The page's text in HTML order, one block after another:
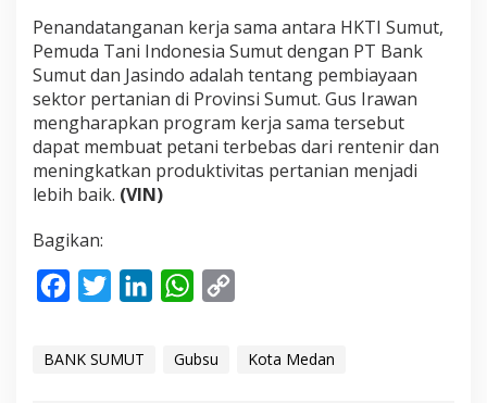
R
e
n
t
e
n
i
r
Penandatanganan kerja sama antara HKTI Sumut,
Pemuda Tani Indonesia Sumut dengan PT Bank
Sumut dan Jasindo adalah tentang pembiayaan
sektor pertanian di Provinsi Sumut. Gus Irawan
mengharapkan program kerja sama tersebut
dapat membuat petani terbebas dari rentenir dan
meningkatkan produktivitas pertanian menjadi
lebih baik. (VIN)
Bagikan:
c
i
W
a
BANK SUMUT Gubsu Kota Medan